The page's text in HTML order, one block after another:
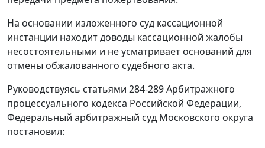
На основании изложенного суд кассационной
инстанции находит доводы кассационной жалобы
несостоятельными и не усматривает оснований для
отмены обжалованного судебного акта.
Руководствуясь статьями 284-289Арбитражного
процессуального кодекса Российской Федерации,
Федеральный арбитражный суд Московского округа
постановил: